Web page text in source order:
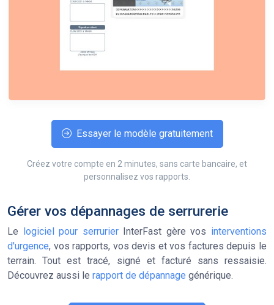
Essayer le modèle gratuitement
Créez votre compte en 2 minutes, sans carte bancaire, et
personnalisez vos rapports.
Gérer vos dépannages de serrurerie
Le logiciel pour serrurierInterFast gère vos interventions
d'urgence, vos rapports, vos devis et vos factures depuis le
terrain. Tout est tracé, signé et facturé sans ressaisie.
Découvrez aussi le rapport de dépannage générique.